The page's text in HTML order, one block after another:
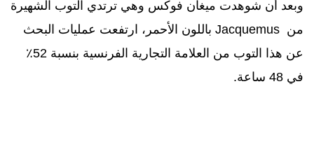
وبعد أن شوهدت ميغان فوكس وهي ترتدي التوب الشهيرة
من Jacquemus باللون الأحمر، ارتفعت عمليات البحث
عن هذا التوب من العلامة التجارية الفرنسية بنسبة 52٪
في 48 ساعة
.